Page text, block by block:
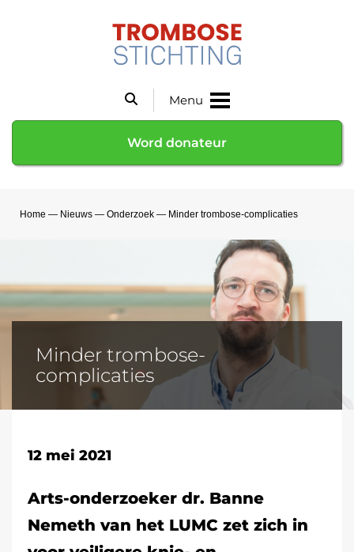
Word donateur
Menu
Home — Nieuws — Onderzoek — Minder trombose-complicaties
Minder trombose-
complicaties
12 mei 2021
Arts-onderzoeker dr. Banne
Nemeth van het LUMC zet zich in